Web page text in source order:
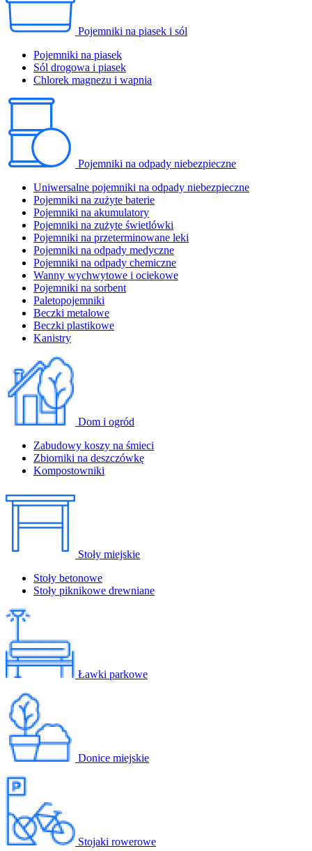
Pojemniki na piasek i sól
Pojemniki na piasek
Sól drogowa i piasek
Chlorek magnezu i wapnia
Pojemniki na odpady niebezpieczne
Uniwersalne pojemniki na odpady niebezpieczne
Pojemniki na zużyte baterie
Pojemniki na akumulatory
Pojemniki na zużyte świetlówki
Pojemniki na przeterminowane leki
Pojemniki na odpady medyczne
Pojemniki na odpady chemiczne
Wanny wychwytowe i ociekowe
Pojemniki na sorbent
Paletopojemniki
Beczki metalowe
Beczki plastikowe
Kanistry
Dom i ogród
Zabudowy koszy na śmieci
Zbiorniki na deszczówkę
Kompostowniki
Stoły miejskie
Stoły betonowe
Stoły piknikowe drewniane
Ławki parkowe
Donice miejskie
Stojaki rowerowe